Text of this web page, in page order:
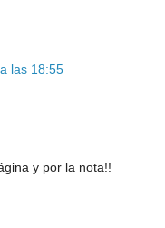
las 18:55
y por la nota!!